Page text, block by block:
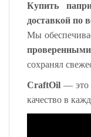
Купить
доставкой по
Мы
сохранял
CraftOil — это
качество в